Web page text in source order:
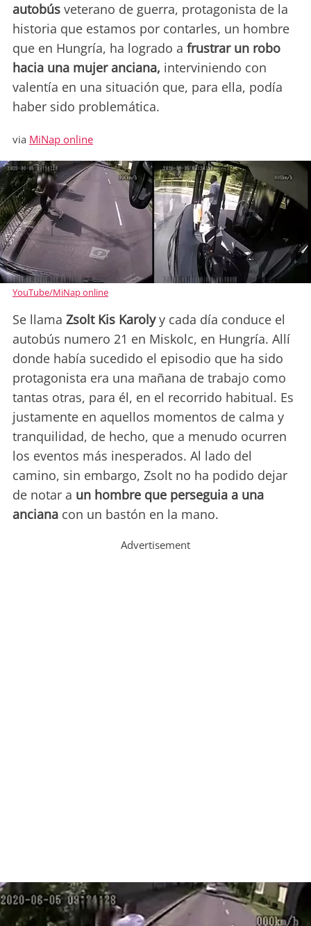
autobús veterano de guerra, protagonista de la
historia que estamos por contarles, un hombre
que en Hungría, ha logrado a frustrar un robo
hacia una mujer anciana, interviniendo con
valentía en una situación que, para ella, podía
haber sido problemática.
via MiNap online
YouTube/MiNap online
Se llama Zsolt Kis Karolyy cada día conduce el
autobús numero 21 en Miskolc, en Hungría. Allí
donde había sucedido el episodio que ha sido
protagonista era una mañana de trabajo como
tantas otras, para él, en el recorrido habitual. Es
justamente en aquellos momentos de calma y
tranquilidad, de hecho, que a menudo ocurren
los eventos más inesperados. Al lado del
camino, sin embargo, Zsolt no ha podido dejar
de notar a un hombre que perseguia a una
anciana con un bastón en la mano.
Advertisement